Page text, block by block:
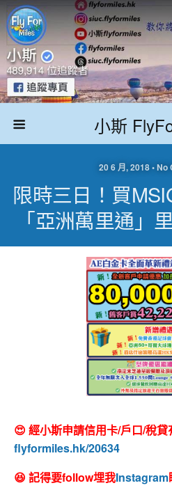
小斯
20 6 月, 2018 •
限時三日！買
「亞洲萬里通」
😍 經小斯申請信用卡/戶口/稅貸
flyformiles.hk/20634
😆 記得要follow埋我Instagram